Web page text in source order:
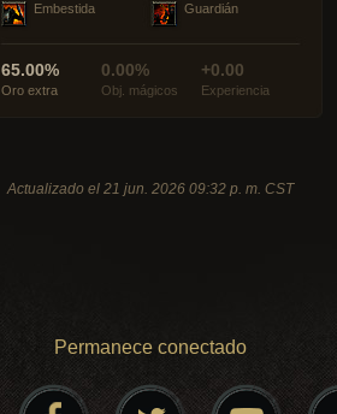
Embestida Guardián
65.00%
Oro extra
0.00%
Obj. mágicos
+0.00
Experiencia
Actualizado el 21 jun. 2026 09:32 p. m. CST
Permanece conectado